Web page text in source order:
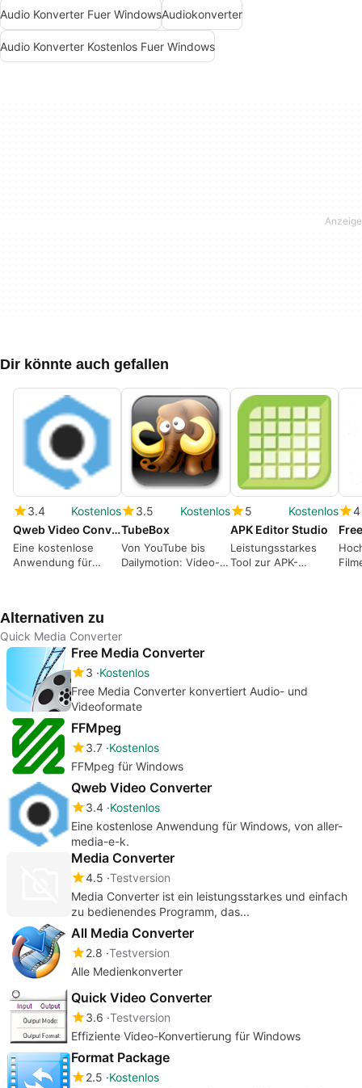
Audio Konverter Fuer WindowsAudiokonverter
Audio Konverter Kostenlos Fuer Windows
Dir könnte auch gefallen
3.4
Kostenlos
Qweb Video Converter
Eine kostenlose
Anwendung für
3.5
Kostenlos
TubeBox
Von YouTube bis
Dailymotion: Video-
5
Kostenlos
APK Editor Studio
Leistungsstarkes
Tool zur APK-
4
Alternativen zu
Quick Media Converter
Free Media Converter
3 Kostenlos
Free Media Converter konvertiert Audio- und
Videoformate
FFMpeg
3.7 Kostenlos
FFMpeg für Windows
Qweb Video Converter
3.4 Kostenlos
Eine kostenlose Anwendung für Windows, von aller-
media-e-k.
Media Converter
4.5 Testversion
Media Converter ist ein leistungsstarkes und einfach
zu bedienendes Programm, das...
All Media Converter
2.8 Testversion
Alle Medienkonverter
Quick Video Converter
3.6 Testversion
Effiziente Video-Konvertierung für Windows
Format Package
2.5 Kostenlos